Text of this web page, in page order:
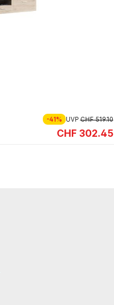
-41% UVPCHF 519.10
CHF 302.45